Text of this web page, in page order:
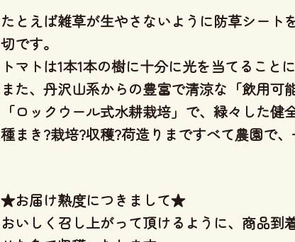
たとえば雑草が生やさないように防草シー
切です。
トマトは1本1本の樹に十分に光を当てること
また、丹沢山系からの豊富で清涼な「飲用可
「ロックウール式水耕栽培」 で、緑々した健
種まき?栽培?収穫?荷造りまですべて農園で
★お届け熟度につきまして★
おいしく召し上がって頂けるように、商品到